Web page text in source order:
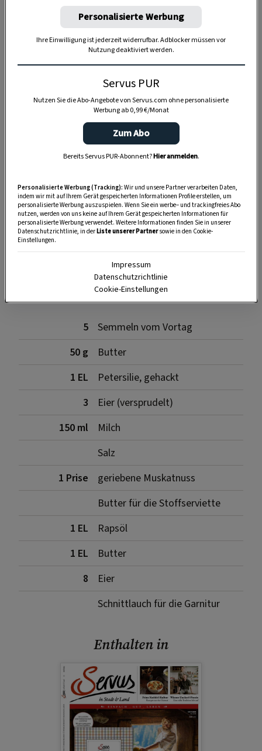
SPEICHERN DRUCKEN
Zutaten
5
Semmeln vom Vortag
50 g
Butter
1 EL
Petersilie, gehackt
3
Eier (versprudelt)
150 ml
Milch
Salz
1 Prise
geriebene Muskatnuss
Butter für die Stoffserviette
1 EL
Rapsöl
1 EL
Butter
8
Eier
Schnittlauch für die Garnitur
Enthalten in
Personalisierte Werbung
Ihre Einwilligung ist jederzeit widerrufbar. Adblocker müssen vor
Nutzung deaktiviert werden.
Servus PUR
Nutzen Sie die Abo-Angebote von Servus.com ohne personalisierte
Werbung ab 0,99 €/Monat
Zum Abo
Bereits Servus PUR-Abonnent?Hier anmelden.
Personalisierte Werbung (Tracking): Wir und unsere Partner verarbeiten Daten,
indem wir mit auf Ihrem Gerät gespeicherten Informationen Profile erstellen, um
personalisierte Werbung auszuspielen. Wenn Sie ein werbe– und trackingfreies Abo
nutzen, werden von uns keine auf Ihrem Gerät gespeicherten Informationen für
personalisierte Werbung verwendet. Weitere Informationen finden Sie in unserer
Datenschutzrichtlinie, in derListe unserer Partnersowie in den Cookie-
Einstellungen.
Impressum
Datenschutzrichtlinie
Cookie-Einstellungen